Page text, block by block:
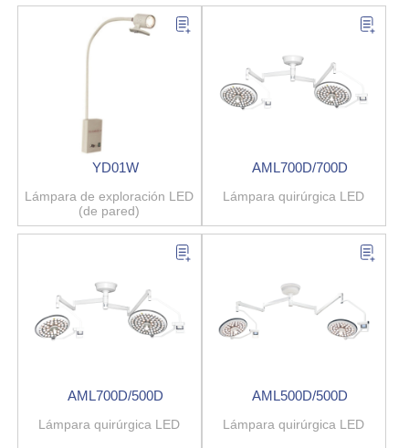
YD01W
Lámpara de exploración LED
(de pared)
AML700D/700D
Lámpara quirúrgica LED
AML700D/500D
Lámpara quirúrgica LED
AML500D/500D
Lámpara quirúrgica LED